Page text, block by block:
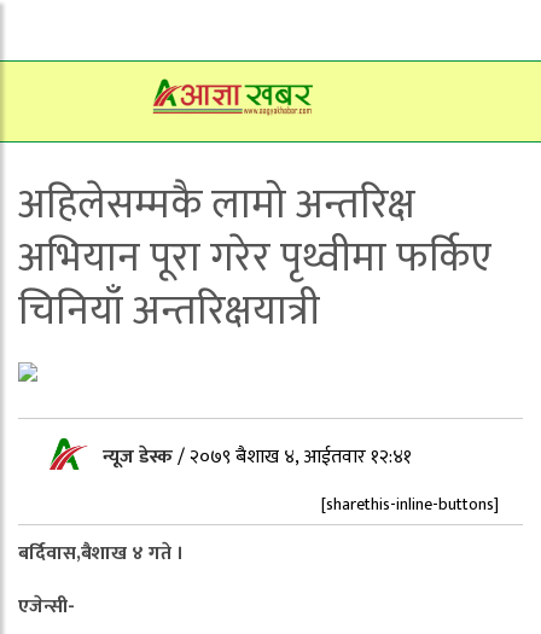
अहिलेसम्मकै लामो अन्तरिक्ष
अभियान पूरा गरेर पृथ्वीमा फर्किए
चिनियाँ अन्तरिक्षयात्री
न्यूज डेस्क/२०७९ बैशाख ४, आईतवार १२:४१
[sharethis-inline-buttons]
बर्दिवास,बैशाख ४ गते ।
एजेन्सी-